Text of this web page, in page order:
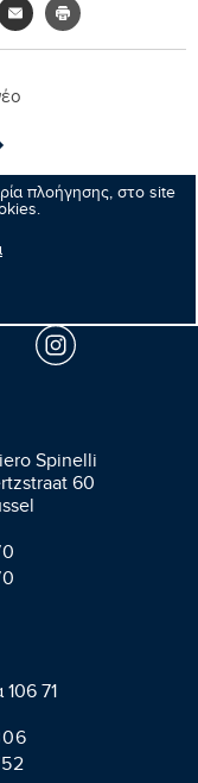
πλοήγησης, στο site
Spinelli
60
71